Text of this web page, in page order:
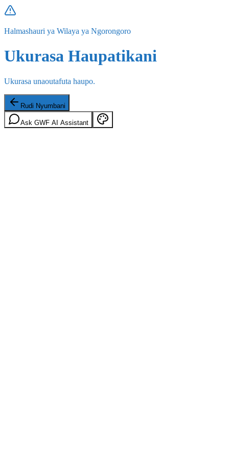
Halmashauri ya Wilaya ya Ngorongoro
Ukurasa Haupatikani
Ukurasa unaoutafuta haupo.
Rudi Nyumbani
Ask GWF AI Assistant